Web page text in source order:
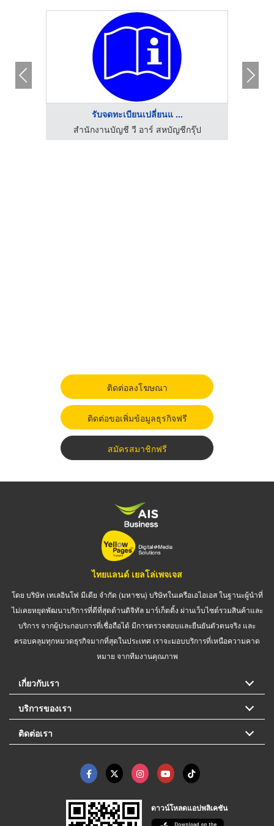
รับจดทะเบียนเปลี่ยนแ ...
สำนักงานบัญชี วี อาร์ สหบัญชีกรุ๊ป
ติดต่อลงโฆษณา
ติดต่อขอเพิ่มข้อมูลธุรกิจฟรี
สมัครสมาชิกฟรี
ไทยแลนด์ เยลโล่เพจเจส
โดย บริษัท เทเลอินโฟ มีเดีย จำกัด (มหาชน) บริษัทในเครือเอไอเอส ในฐานะผู้นำที่
ไม่เคยหยุดพัฒนาบริการที่ดีที่สุดด้านดิจิทัล มาร์เก็ตติ้ง ผ่านเว็บไซต์รวมสินค้าและ
บริการ จากผู้ประกอบการที่เชื่อถือได้ มีการตรวจสอบและยืนยันตัวตนจริง และ
ครอบคลุมทุกหมวดธุรกิจมากที่สุดในประเทศ เราจะมอบบริการที่เหนือความคาด
หมาย จากทีมงานคุณภาพ
เกี่ยวกับเรา
บริการของเรา
ติดต่อเรา
ดาวน์โหลดแอปพลิเคชัน